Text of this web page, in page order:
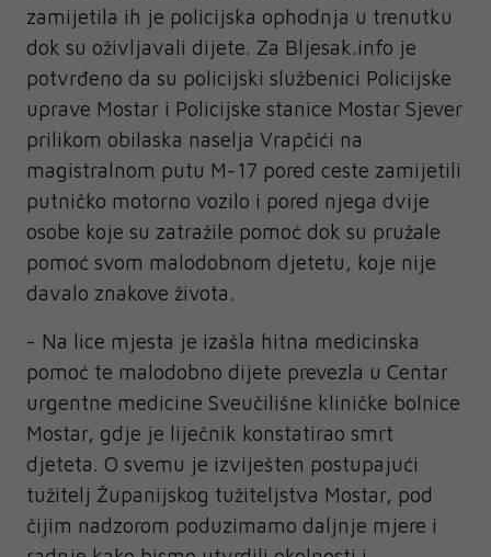
zamijetila ih je policijska ophodnja u trenutku
dok su oživljavali dijete. Za Bljesak.info je
potvrđeno da su policijski službenici Policijske
uprave Mostar i Policijske stanice Mostar Sjever
prilikom obilaska naselja Vrapčići na
magistralnom putu M-17 pored ceste zamijetili
putničko motorno vozilo i pored njega dvije
osobe koje su zatražile pomoć dok su pružale
pomoć svom malodobnom djetetu, koje nije
davalo znakove života.
- Na lice mjesta je izašla hitna medicinska
pomoć te malodobno dijete prevezla u Centar
urgentne medicine Sveučilišne kliničke bolnice
Mostar, gdje je liječnik konstatirao smrt
djeteta. O svemu je izviješten postupajući
tužitelj Županijskog tužiteljstva Mostar, pod
čijim nadzorom poduzimamo daljnje mjere i